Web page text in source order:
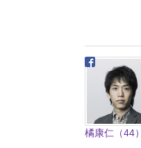
橘康仁（44）